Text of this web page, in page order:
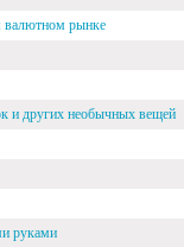
валютном рынке
и других необычных вещей
руками